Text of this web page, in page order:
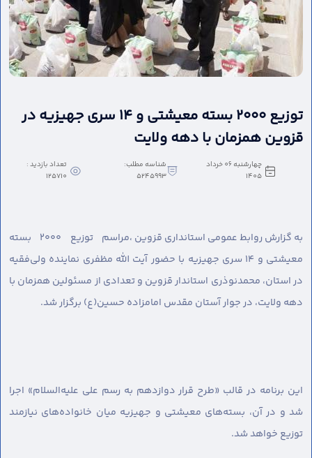
توزیع ۲۰۰۰ بسته معیشتی و ۱۴ سری جهیزیه در
قزوین همزمان با دهه ولایت
چهارشنبه 06 خرداد
1405
شناسه مطلب:
5245993
تعداد بازدید :
125710
به گزارش روابط عمومی استانداری قزوین ،
مراسم توزیع ۲۰۰۰ بسته
معیشتی و ۱۴ سری جهیزیه با حضور آیت الله مظفری نماینده ولی‌فقیه
در استان، محمدنوذری استاندار قزوین و تعدادی از مسئولین همزمان با
دهه ولایت، در جوار آستان مقدس امامزاده حسین(ع) برگزار شد.
این برنامه در قالب «طرح قرار دوازدهم به رسم علی علیه‌السلام» اجرا
شد و در آن، بسته‌های معیشتی و جهیزیه میان خانواده‌های نیازمند
توزیع خواهد شد.